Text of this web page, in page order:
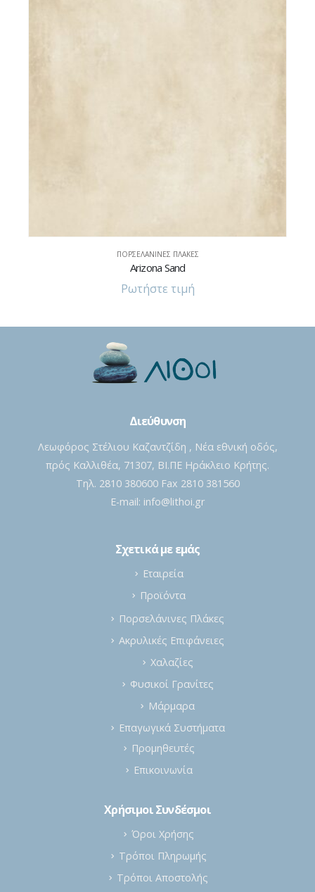
Croma Black
Ρωτήστε τιμή
Διεύθυνση
Λεωφόρος Στέλιου Καζαντζίδη , Νέα εθνική οδός,
Τηλ. 2810 380600 Fax 2810 381560
Σχετικά με εμάς
Εταιρεία
Προϊόντα
Πορσελάνινες Πλάκες
Ακρυλικές Επιφάνειες
Χαλαζίες
Φυσικοί Γρανίτες
Μάρμαρα
Προμηθευτές
Επικοινωνία
Χρήσιμοι Συνδέσμοι